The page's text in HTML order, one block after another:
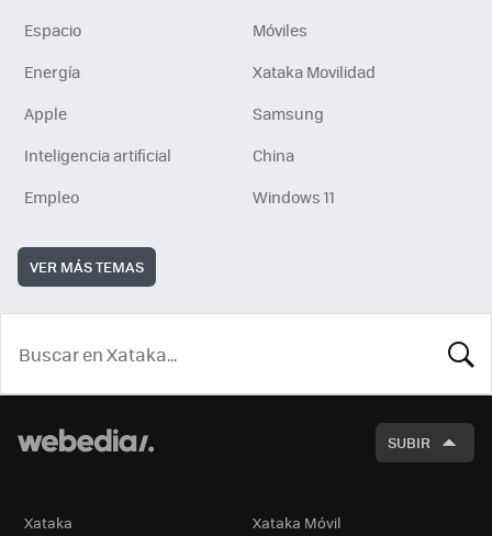
Espacio
Móviles
Energía
Xataka Movilidad
Apple
Samsung
Inteligencia artificial
China
Empleo
Windows 11
VER MÁS TEMAS
SUBIR
Xataka Xataka Móvil